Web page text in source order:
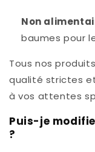
Non
baumes pour
Tous nos
qualité strictes
à vos attentes
Puis-je
?